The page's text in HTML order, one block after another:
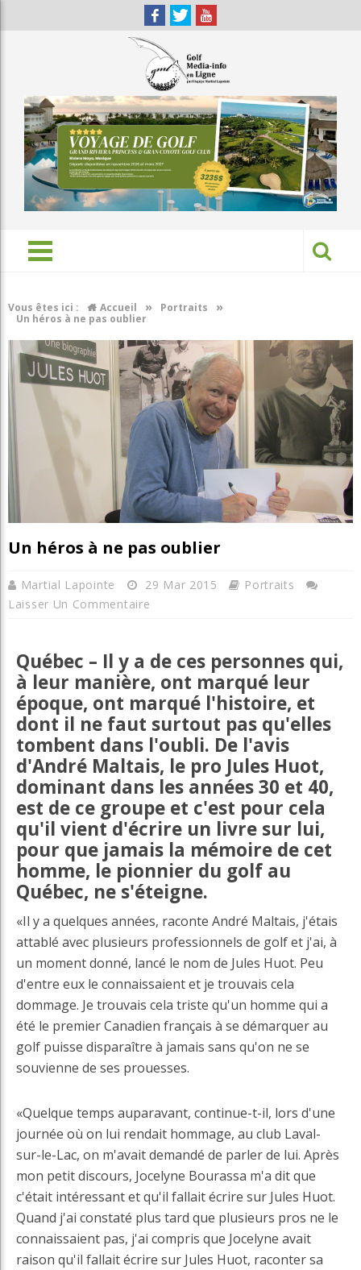
Vous êtes ici : Accueil » Portraits »
Un héros à ne pas oublier
Un héros à ne pas oublier
Martial Lapointe 29 Mar 2015
Portraits
Laisser Un Commentaire
Québec – Il y a de ces personnes qui,
à leur manière, ont marqué leur
époque, ont marqué l'histoire, et
dont il ne faut surtout pas qu'elles
tombent dans l'oubli. De l'avis
d'André Maltais, le pro Jules Huot,
dominant dans les années 30 et 40,
est de ce groupe et c'est pour cela
qu'il vient d'écrire un livre sur lui,
pour que jamais la mémoire de cet
homme, le pionnier du golf au
Québec, ne s'éteigne.
«Il y a quelques années, raconte André Maltais, j'étais
attablé avec plusieurs professionnels de golf et j'ai, à
un moment donné, lancé le nom de Jules Huot. Peu
d'entre eux le connaissaient et je trouvais cela
dommage. Je trouvais cela triste qu'un homme qui a
été le premier Canadien français à se démarquer au
golf puisse disparaître à jamais sans qu'on ne se
souvienne de ses prouesses.
«Quelque temps auparavant, continue-t-il, lors d'une
journée où on lui rendait hommage, au club Laval-
sur-le-Lac, on m'avait demandé de parler de lui. Après
mon petit discours, Jocelyne Bourassa m'a dit que
c'était intéressant et qu'il fallait écrire sur Jules Huot.
Quand j'ai constaté plus tard que plusieurs pros ne le
connaissaient pas, j'ai compris que Jocelyne avait
raison qu'il fallait écrire sur Jules Huot, raconter sa